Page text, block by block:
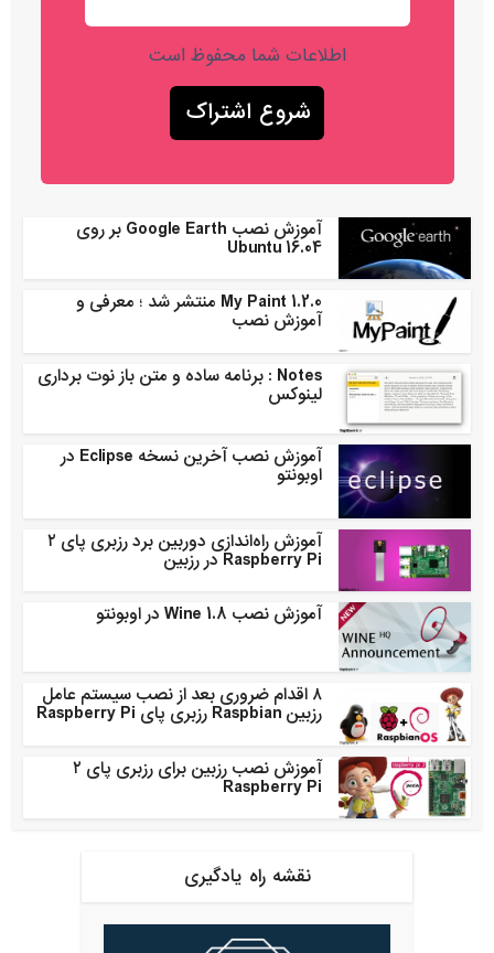
اطلاعات شما محفوظ است
آموزش نصب Google Earth بر روی
Ubuntu 16.04
My Paint 1.2.0 منتشر شد ؛ معرفی و
آموزش نصب
Notes : برنامه ساده و متن باز نوت برداری
لینوکس
آموزش نصب آخرین نسخه Eclipse در
اوبونتو
آموزش راه‌اندازی دوربین برد رزبری پای ۲
Raspberry Pi در رزبین
آموزش نصب Wine 1.8 در اوبونتو
۸ اقدام ضروری بعد از نصب سیستم عامل
رزبین Raspbian رزبری پای Raspberry Pi
آموزش نصب رزبین برای رزبری پای ۲
Raspberry Pi
نقشه راه یادگیری